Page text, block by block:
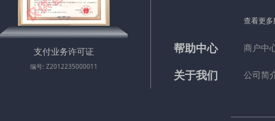
支付业务许可证
编号: Z2012235000011
查看更
帮助中心 商户中
关于我们 公司简